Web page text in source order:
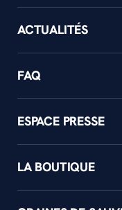
ACTUALITÉS
FAQ
ESPACE PRESSE
LA BOUTIQUE